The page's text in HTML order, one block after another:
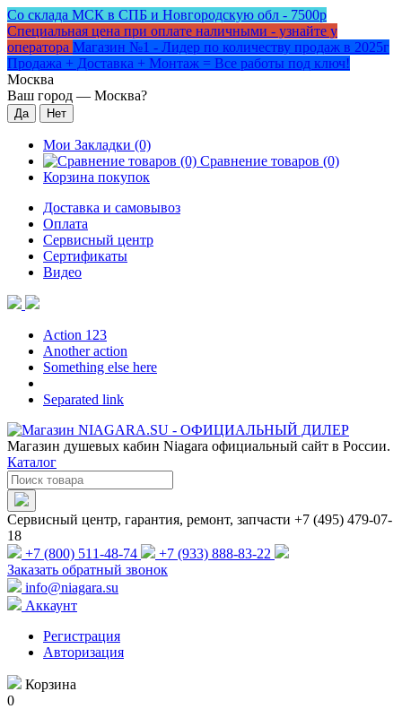
Со склада МСК в СПБ и Новгородскую обл - 7500р
Специальная цена при оплате наличными - узнайте у
оператора Магазин №1 - Лидер по количеству продаж в 2025г
Продажа + Доставка + Монтаж = Все работы под ключ!
Москва
Ваш город — Москва?
Мои Закладки (0)
Сравнение товаров (0)
Корзина покупок
Доставка и самовывоз
Оплата
Сервисный центр
Сертификаты
Видео
Action 123
Another action
Something else here
Separated link
Магазин душевых кабин Niagara официальный сайт в России.
Каталог
Сервисный центр, гарантия, ремонт, запчасти +7 (495) 479-07-
18
+7 (800) 511-48-74
+7 (933) 888-83-22
Заказать обратный звонок
info@niagara.su
Аккаунт
Регистрация
Авторизация
Корзина
0